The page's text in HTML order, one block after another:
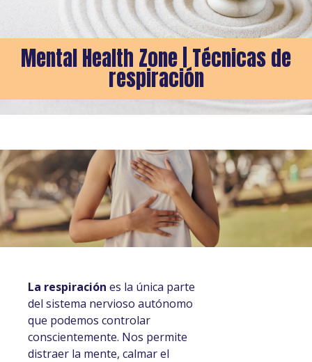
Mental Health Zone | Técnicas de
respiración
La respiración es la única parte
del sistema nervioso autónomo
que podemos controlar
conscientemente. Nos permite
distraer la mente, calmar el